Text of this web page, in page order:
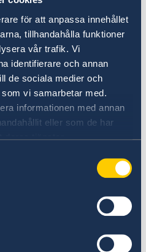
för att anpassa innehållet
tillhandahålla funktioner
vår trafik. Vi
identifierare och annan
de sociala medier och
vi samarbetar med.
informationen med annan
eller som de har
deras tjänster.
Vendore e
i Policisë Nr. 3 si
ndryshme të shoqërisë
sensibilizuese kundër